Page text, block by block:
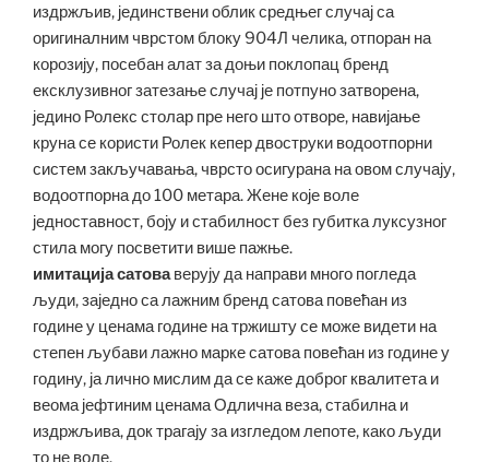
издржљив, јединствени облик средњег случај са
оригиналним чврстом блоку 904Л челика, отпоран на
корозију, посебан алат за доњи поклопац бренд
ексклузивног затезање случај је потпуно затворена,
једино Ролекс столар пре него што отворе, навијање
круна се користи Ролек кепер двоструки водоотпорни
систем закључавања, чврсто осигурана на овом случају,
водоотпорна до 100 метара. Жене које воле
једноставност, боју и стабилност без губитка луксузног
стила могу посветити више пажње.
имитација сатоваверују да направи много погледа
људи, заједно са лажним бренд сатова повећан из
године у ценама године на тржишту се може видети на
степен љубави лажно марке сатова повећан из године у
годину, ја лично мислим да се каже доброг квалитета и
веома јефтиним ценама Одлична веза, стабилна и
издржљива, док трагају за изгледом лепоте, како људи
то не воле.